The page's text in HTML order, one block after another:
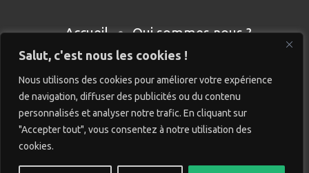
Salut, c'est nous les cookies !
Nous utilisons des cookies pour améliorer votre expérience
de navigation, diffuser des publicités ou du contenu
personnalisés et analyser notre trafic. En cliquant sur
"Accepter tout", vous consentez à notre utilisation des
cookies.
Accueil
Qui sommes nous ?
Partenaires
Contact